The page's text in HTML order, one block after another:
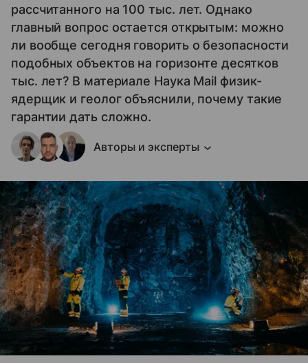
рассчитанного на 100 тыс. лет. Однако
главный вопрос остается открытым: можно
ли вообще сегодня говорить о безопасности
подобных объектов на горизонте десятков
тыс. лет? В материале Наука Mail физик-
ядерщик и геолог объяснили, почему такие
гарантии дать сложно.
Авторы и эксперты